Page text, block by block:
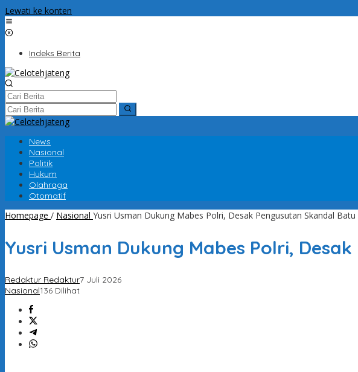
Lewati ke konten
Indeks Berita
News
Nasional
Politik
Hukum
Olahraga
Otomatif
Homepage / Nasional Yusri Usman Dukung Mabes Polri, Desak Pengusutan Skandal
Yusri Usman Dukung Mabes Polri,
Redaktur Redaktur7 Juli 2026
Nasional136 Dilihat